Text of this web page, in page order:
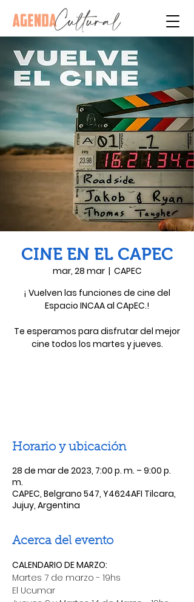
CINE EN EL CAPEC
mar, 28 mar
  |
CAPEC
¡ Vuelven las funciones de cine del
Espacio INCAA al CApEC.!
Te esperamos para disfrutar del mejor
cine todos los martes y jueves.
Horario y ubicación
28 de mar de 2023, 7:00 p. m. – 9:00 p.
m.
CAPEC, Belgrano 547, Y4624AFI Tilcara,
Jujuy, Argentina
Acerca del evento
CALENDARIO DE MARZO:
Martes 7 de marzo - 19hs
El Ucumar